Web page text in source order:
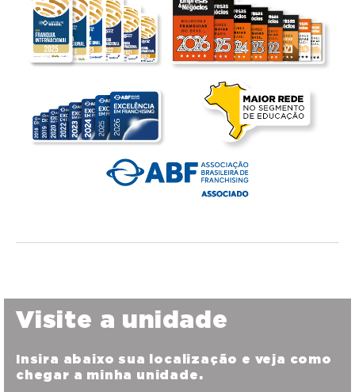
Visite a unidade
Insira abaixo sua localização e veja como
chegar a minha unidade.